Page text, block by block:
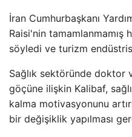
İran Cumhurbaşkanı
Raisi'nin tamamlanmamış
söyledi ve turizm
Sağlık sektöründe doktor
göçüne ilişkin Kalibaf,
kalma motivasyonunu
bir değişiklik yapılması